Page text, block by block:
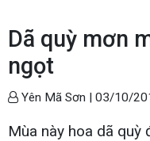
Dã quỳ mơn
ngọt
Yên Mã Sơn | 03/10/
Mùa này hoa dã quỳ